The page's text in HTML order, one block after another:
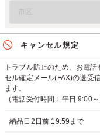
キャンセル規定
トラブル防止のため、お電
セル確定メール(FAX)の送受
ます。
（電話受付時間：平日 9:00
納品日2日前 19:59まで